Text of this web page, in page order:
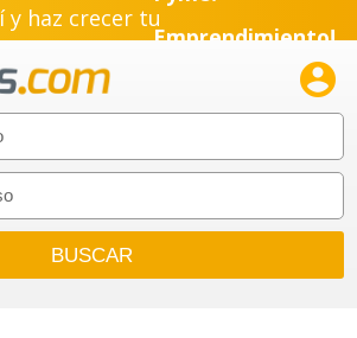
y haz crecer tuEmprendimiento!
